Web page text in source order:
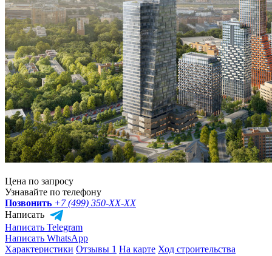
Цена по запросу
Узнавайте по телефону
Позвонить +7 (499) 350-XX-XX
Написать
Написать Telegram
Написать WhatsApp
Характеристики Отзывы 1 На карте Ход строительства